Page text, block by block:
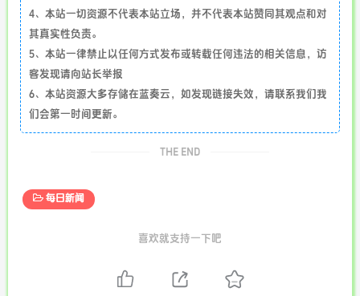
4、本站一切资源不代表本站立场，并不代表本站赞同其观点和对
其真实性负责。
5、本站一律禁止以任何方式发布或转载任何违法的相关信息，访
客发现请向站长举报
6、本站资源大多存储在蓝奏云，如发现链接失效，请联系我们我
们会第一时间更新。
THE END
每日新闻
喜欢就支持一下吧